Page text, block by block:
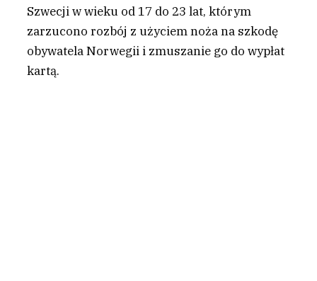
Szwecji w wieku od 17 do 23 lat, którym
zarzucono rozbój z użyciem noża na szkodę
obywatela Norwegii i zmuszanie go do wypłat
kartą.